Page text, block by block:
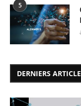
5
DERNIERS